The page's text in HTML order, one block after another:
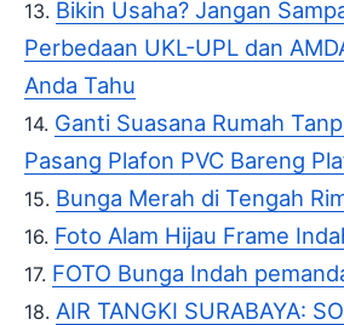
Bikin Usaha? Jangan
Perbedaan UKL-UPL dan
Anda Tahu
Ganti Suasana Rumah
Pasang Plafon PVC Bareng
Bunga Merah di Tengah
Foto Alam Hijau Frame
FOTO Bunga Indah
AIR TANGKI SURABAYA: